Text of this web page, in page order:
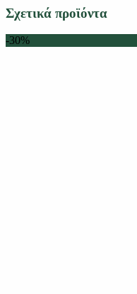
Σχετικά προϊόντα
-30%